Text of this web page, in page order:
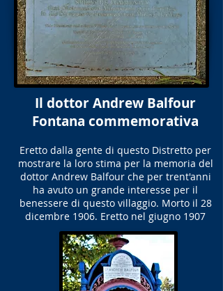
Il dottor Andrew Balfour
Fontana commemorativa
Eretto dalla gente di questo Distretto per
mostrare la loro stima per la memoria del
dottor Andrew Balfour che per trent'anni
ha avuto un grande interesse per il
benessere di questo villaggio. Morto il 28
dicembre 1906. Eretto nel giugno 1907